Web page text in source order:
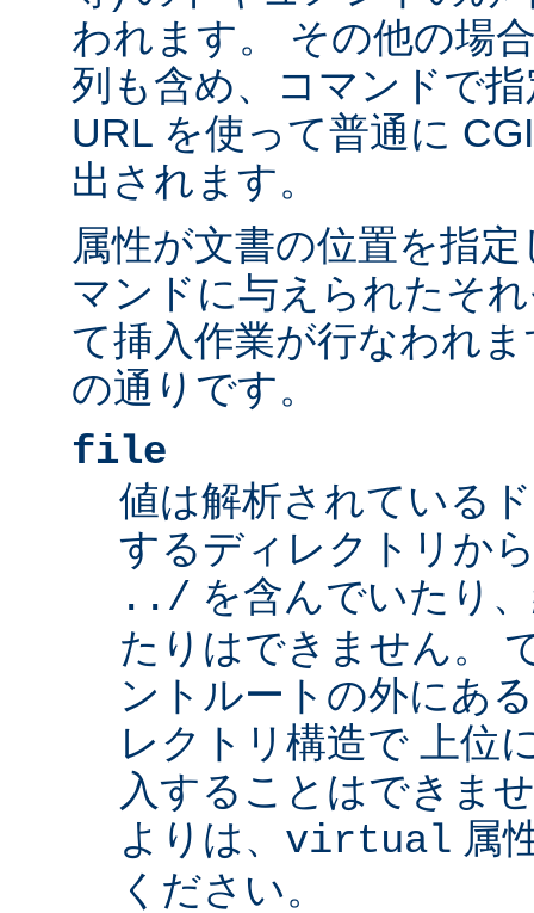
われます。 その他の場
列も含め、コマンドで
URL を使って普通に
出されます。
属性が文書の位置を指
マンドに与えられたそ
て挿入作業が行なわれ
の通りです。
file
値は解析されている
するディレクトリか
../ を含んでいたり
たりはできません。
ントルートの外にあ
レクトリ構造で 上位
入することはできま
よりは、 virtual 属
ください。